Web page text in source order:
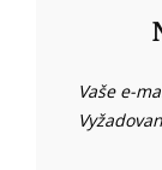
Vaše e-